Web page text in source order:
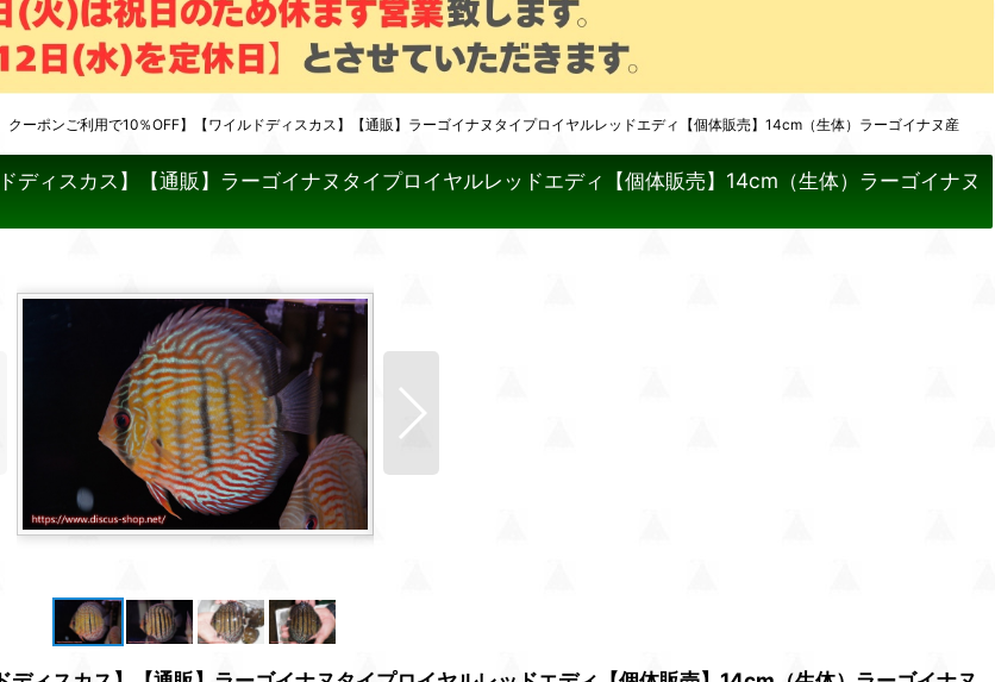
クーポンご利用で10％OFF】【ワイルドディスカス】【通販】ラーゴイナヌタイプロイヤルレッドエディ【個体販売】14cm（生体）ラーゴイナヌ産
ィスカス】【通販】ラーゴイナヌタイプロイヤルレッドエディ【個体販売】14cm（生体）ラーゴイナヌ